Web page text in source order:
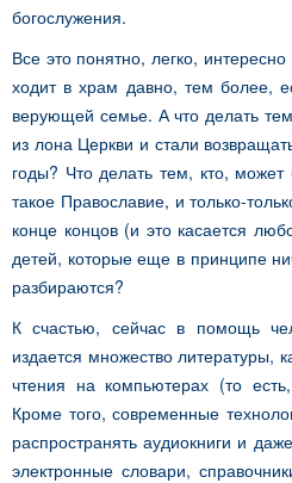
богослужения.
Все это понятно, легко,
ходит в храм давно, тем более,
верующей семье. А что делать
из лона Церкви и стали
годы? Что делать тем, кто, может
такое Православие, и только-
конце концов (и это касается
детей, которые еще в принципе
разбираются?
К счастью, сейчас в помощь
издается множество литературы,
чтения на компьютерах (то
Кроме того, современные
распространять аудиокниги и
электронные словари,